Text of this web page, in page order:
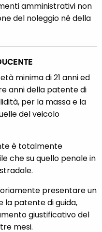
amministrativi non
del noleggio né della
minima di 21 anni ed
anni della patente di
per la massa e la
del veicolo
è totalmente
che su quello penale in
presentare un
la patente di guida,
giustificativo del
mesi.